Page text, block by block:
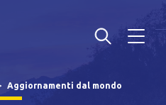
Aggiornamenti dal mondo